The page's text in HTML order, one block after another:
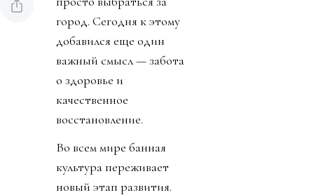
город. Сегодня к этому
добавился еще один
важный смысл — забота
о здоровье и
качественное
восстановление.
Во всем мире банная
культура переживает
новый этап развития.